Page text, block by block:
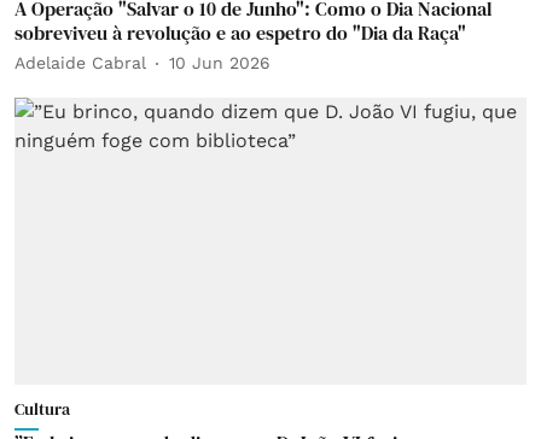
A Operação "Salvar o 10 de Junho": Como o Dia Nacional
sobreviveu à revolução e ao espetro do "Dia da Raça"
Adelaide Cabral 10 Jun 2026
Cultura